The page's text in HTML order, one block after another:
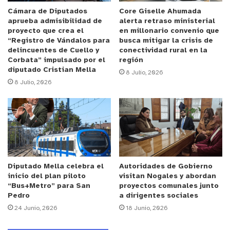
víctimas hoy lo agradecen porque estamos dando un
paso importante para recuperar la tranquilidad de
muchas familias chilenas que están aterrorizadas
ante este tipo de decisiones. Queremos seriedad,
queremos rigurosidad, que es lo que precisamente
faltó en la comisión de libertad condicional del 2016
Longton.
Por su parte el diputado Gonzalo Fuenzalida dijo
que:“Ganaron las víctimas, víctimas que
lamentablemente no nos acompañan como Ámbar
Cornejo. Víctimas que vinieron a declarar a esta
comisión y mostraron su dolor; se abrieron muchas
víctimas que no pudieron venir a la comisión por
Cámara de Diputados
aprueba admisibilidad de
proyecto que crea el
“Registro de Vándalos para
delincuentes de Cuello y
Corbata” impulsado por el
diputado Cristian Mella
8 Julio, 2026
Core Giselle Ahumada
alerta retraso ministerial
en millonario convenio que
busca mitigar la crisis de
conectividad rural en la
región
8 Julio, 2026
Diputado Mella celebra el
inicio del plan piloto
“Bus+Metro” para San
Pedro
24 Junio, 2026
Autoridades de Gobierno
visitan Nogales y abordan
proyectos comunales junto
a dirigentes sociales
18 Junio, 2026